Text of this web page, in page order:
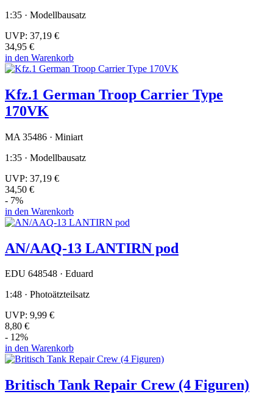
1:35 · Modellbausatz
UVP: 37,19 €
34,95 €
in den Warenkorb
Kfz.1 German Troop Carrier Type
170VK
MA 35486 · Miniart
1:35 · Modellbausatz
UVP: 37,19 €
34,50 €
- 7%
in den Warenkorb
AN/AAQ-13 LANTIRN pod
EDU 648548 · Eduard
1:48 · Photoätzteilsatz
UVP: 9,99 €
8,80 €
- 12%
in den Warenkorb
Britisch Tank Repair Crew (4 Figuren)